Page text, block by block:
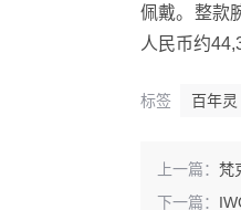
佩戴。整款
人民币约
标签 百年灵
上一篇： 梵
下一篇：